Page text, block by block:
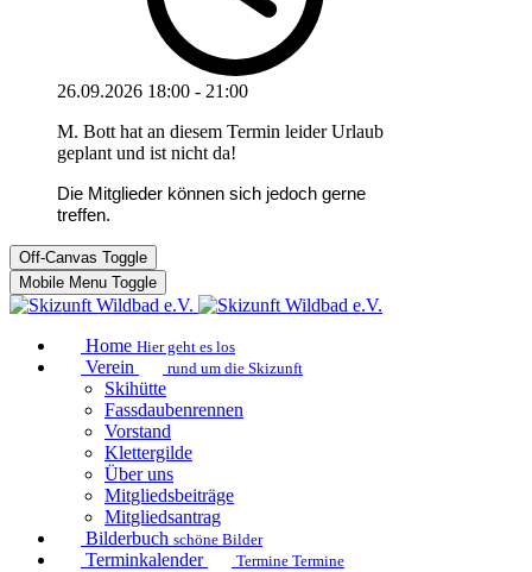
26.09.2026 18:00 - 21:00
M. Bott hat an diesem Termin leider Urlaub
geplant und ist nicht da!
Die Mitglieder können sich jedoch gerne
treffen.
Off-Canvas Toggle
Mobile Menu Toggle
Home Hier geht es los
Verein rund um die Skizunft
Skihütte
Fassdaubenrennen
Vorstand
Klettergilde
Über uns
Mitgliedsbeiträge
Mitgliedsantrag
Bilderbuch schöne Bilder
Terminkalender Termine Termine